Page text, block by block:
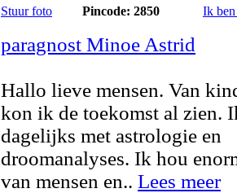
Stuur foto Pincode: 2850 Ik
paragnost Minoe Astrid
Hallo lieve mensen. Van
kon ik de toekomst al zien.
dagelijks met astrologie en
droomanalyses. Ik hou
van mensen en.. Lees meer